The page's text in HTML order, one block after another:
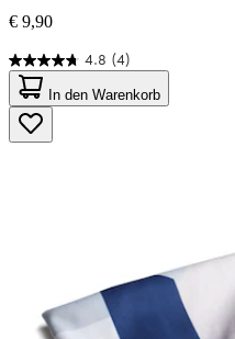
€ 9,90
4.8 (4)
4.8
von
5
Sternen.
4
In den Warenkorb